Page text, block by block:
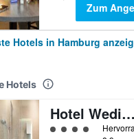
Zum
Hotels in Hamburg
Hotels
Hotel Wedina an der Alster